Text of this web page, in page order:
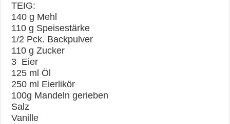
TEIG:
140 g Mehl
110 g Speisestärke
1/2 Pck. Backpulver
110 g Zucker
3 Eier
125 ml Öl
250 ml Eierlikör
100g Mandeln gerieben
Salz
Vanille